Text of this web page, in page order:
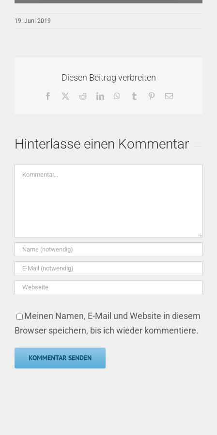
19. Juni 2019
Diesen Beitrag verbreiten
Facebook RedditLinkedInWhatsApp
Tumblr Pinterest
E-
Hinterlasse einen Kommentar
Kommentar
Meinen Namen, E-Mail und Website in diesem
Browser speichern, bis ich wieder kommentiere.